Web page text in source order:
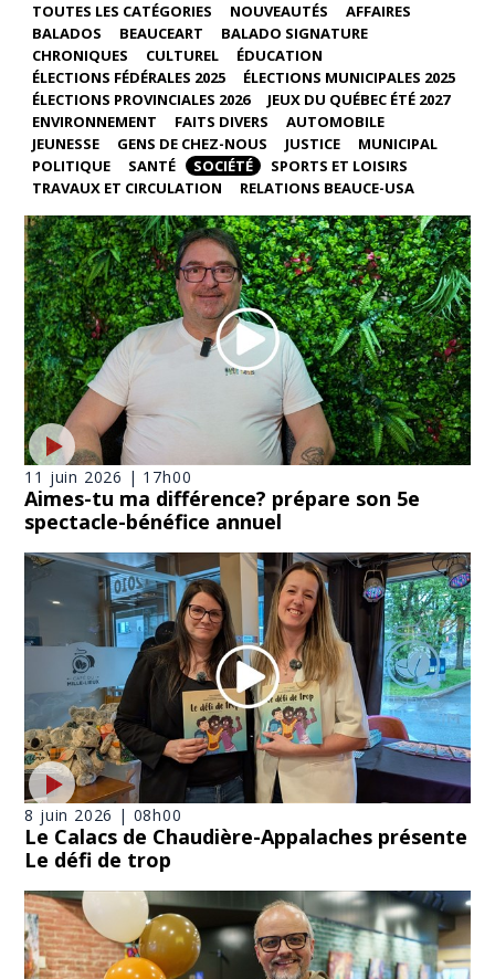
TOUTES LES CATÉGORIES NOUVEAUTÉS
AFFAIRES
BALADOS
BEAUCEART
BALADO SIGNATURE
CHRONIQUES
CULTUREL
ÉDUCATION
ÉLECTIONS FÉDÉRALES 2025
ÉLECTIONS MUNICIPALES 2025
ÉLECTIONS PROVINCIALES 2026
JEUX DU QUÉBEC ÉTÉ 2027
ENVIRONNEMENT
FAITS DIVERS
AUTOMOBILE
JEUNESSE
GENS DE CHEZ-NOUS JUSTICE
MUNICIPAL
POLITIQUE
SANTÉ SOCIÉTÉ
SPORTS ET LOISIRS
TRAVAUX ET CIRCULATION
RELATIONS BEAUCE-USA
11 juin 2026 | 17h00
Aimes-tu ma différence? prépare son 5e
spectacle-bénéfice annuel
8 juin 2026 | 08h00
Le Calacs de Chaudière-Appalaches présente
Le défi de trop